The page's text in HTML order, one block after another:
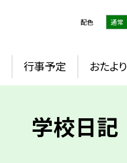
配色 通常
行事予定 おたより
学校日記